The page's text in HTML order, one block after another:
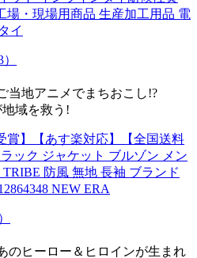
場・現場用商品 生産加工用品 電
イ
当地アニメでまちおこし!?
域を救う!
賞】【あす楽対応】【全国送料
ック ジャケット ブルゾン メン
防風 無地 長袖 ブランド
NEW ERA
のヒーロー＆ヒロインが生まれ